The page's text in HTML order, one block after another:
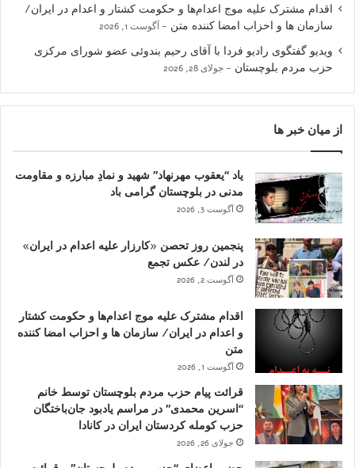
اقدام مشترک علیه موج اعدام‌ها و حکومت کشتار و اعدام در ایران/
سازمان ها و احزاب امضا کننده متن
آگوست 1, 2026
ویدیو گفتگوی رادیو فردا با آقای رحیم بندوئی عضو شورای مرکزی
حزب مردم بلوچستان
جولای 28, 2026
از میان خبر ها
یاد “یعقوب مهرنهاد” شهید و نمادِ مبارزه و مقاومت
مدنی در بلوچستان گرامی باد
آگوست 3, 2026
پنجمین روز تحصن «کارزار علیه اعدام در ایران»
در لندن/ عکس تجمع
آگوست 2, 2026
اقدام مشترک علیه موج اعدام‌ها و حکومت کشتار
و اعدام در ایران/ سازمان ها و احزاب امضا کننده
متن
آگوست 1, 2026
قرائت پیام حزب مردم بلوچستان توسط خانم
“اسرین محمدی” در مراسم یادبود جان‌باختگان
حزب کومله کردستان ایران در کانادا
جولای 26, 2026